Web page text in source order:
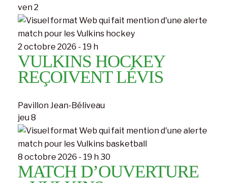
ven2
2 octobre 2026 - 19 h
VULKINS HOCKEY
REÇOIVENT LÉVIS
Pavillon Jean-Béliveau
jeu8
8 octobre 2026 - 19 h 30
MATCH D’OUVERTURE